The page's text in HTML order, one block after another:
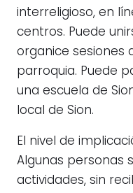
interreligioso, en
centros. Puede
organice sesiones
parroquia. Puede
una escuela de
local de Sion.
El nivel de
Algunas personas
actividades, sin